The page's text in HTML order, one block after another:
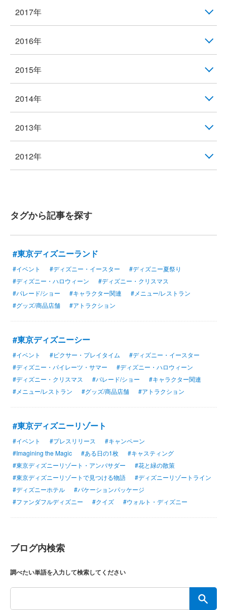
2017年
2016年
2015年
2014年
2013年
2012年
タグから記事を探す
#東京ディズニーランド
#イベント #ディズニー・イースター
#ディズニー夏祭り
#ディズニー・ハロウィーン
#ディズニー・クリスマス
#パレード/ショー
#キャラクター関連
#メニュー/レストラン
#グッズ/商品店舗
#アトラクション
#東京ディズニーシー
#イベント #ピクサー・プレイタイム
#ディズニー・イースター
#ディズニー・パイレーツ・サマー
#ディズニー・ハロウィーン
#ディズニー・クリスマス
#パレード/ショー
#キャラクター関連
#メニュー/レストラン
#グッズ/商品店舗 #アトラクション
#東京ディズニーリゾート
#イベント #プレスリリース
#キャンペーン
#Imagining the Magic
#ある日の1枚
#キャスティング
#東京ディズニーリゾート・アンバサダー
#花と緑の散策
#東京ディズニーリゾートで見つける物語
#ディズニーリゾートライン
#ディズニーホテル
#バケーションパッケージ
#ファンダフルディズニー
#クイズ #ウォルト・ディズニー
ブログ内検索
調べたい単語を入力して検索してください